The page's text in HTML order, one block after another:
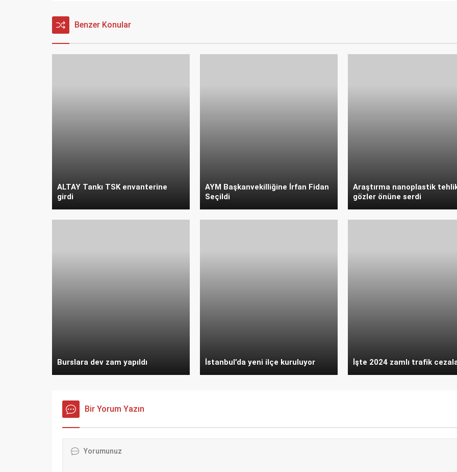
Benzer Konular
ALTAY Tankı TSK envanterine
girdi
AYM Başkanvekilliğine İrfan Fidan
Seçildi
Araştırma nanoplastik
gözler önüne serdi
Burslara dev zam yapıldı İstanbul’da yeni ilçe kuruluyor İşte 2024 zamlı trafik
Bir Yorum Yazın